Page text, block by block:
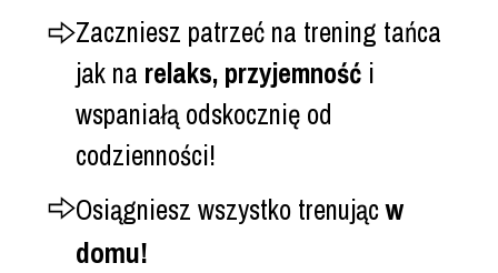
Zaczniesz patrzeć na trening tańca
jak na relaks, przyjemnośći
wspaniałą odskocznię od
codzienności!
Osiągniesz wszystko trenującw
domu!